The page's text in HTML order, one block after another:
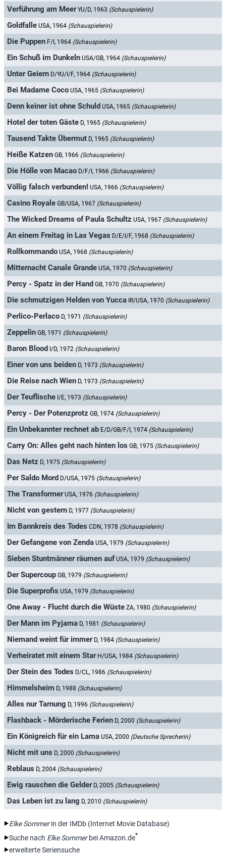
Verführung am Meer YU/D, 1963 (Schauspielerin)
Goldfalle USA, 1964 (Schauspielerin)
Die Puppen F/I, 1964 (Schauspielerin)
Ein Schuß im Dunkeln USA/GB, 1964 (Schauspielerin)
Unter Geiern D/YU/I/F, 1964 (Schauspielerin)
Bei Madame Coco USA, 1965 (Schauspielerin)
Denn keiner ist ohne Schuld USA, 1965 (Schauspielerin)
Hotel der toten Gäste D, 1965 (Schauspielerin)
Tausend Takte Übermut D, 1965 (Schauspielerin)
Heiße Katzen GB, 1966 (Schauspielerin)
Die Hölle von Macao D/F/I, 1966 (Schauspielerin)
Völlig falsch verbunden! USA, 1966 (Schauspielerin)
Casino Royale GB/USA, 1967 (Schauspielerin)
The Wicked Dreams of Paula Schultz USA, 1967 (Schauspielerin)
An einem Freitag in Las Vegas D/E/I/F, 1968 (Schauspielerin)
Rollkommando USA, 1968 (Schauspielerin)
Mitternacht Canale Grande USA, 1970 (Schauspielerin)
Percy - Spatz in der Hand GB, 1970 (Schauspielerin)
Die schmutzigen Helden von Yucca IR/USA, 1970 (Schauspielerin)
Perlico-Perlaco D, 1971 (Schauspielerin)
Zeppelin GB, 1971 (Schauspielerin)
Baron Blood I/D, 1972 (Schauspielerin)
Einer von uns beiden D, 1973 (Schauspielerin)
Die Reise nach Wien D, 1973 (Schauspielerin)
Der Teuflische I/E, 1973 (Schauspielerin)
Percy - Der Potenzprotz GB, 1974 (Schauspielerin)
Ein Unbekannter rechnet ab E/D/GB/F/I, 1974 (Schauspielerin)
Carry On: Alles geht nach hinten los GB, 1975 (Schauspielerin)
Das Netz D, 1975 (Schauspielerin)
Per Saldo Mord D/USA, 1975 (Schauspielerin)
The Transformer USA, 1976 (Schauspielerin)
Nicht von gestern D, 1977 (Schauspielerin)
Im Bannkreis des Todes CDN, 1978 (Schauspielerin)
Der Gefangene von Zenda USA, 1979 (Schauspielerin)
Sieben Stuntmänner räumen auf USA, 1979 (Schauspielerin)
Der Supercoup GB, 1979 (Schauspielerin)
Die Superprofis USA, 1979 (Schauspielerin)
One Away - Flucht durch die Wüste ZA, 1980 (Schauspielerin)
Der Mann im Pyjama D, 1981 (Schauspielerin)
Niemand weint für immer D, 1984 (Schauspielerin)
Verheiratet mit einem Star H/USA, 1984 (Schauspielerin)
Der Stein des Todes D/CL, 1986 (Schauspielerin)
Himmelsheim D, 1988 (Schauspielerin)
Alles nur Tarnung D, 1996 (Schauspielerin)
Flashback - Mörderische Ferien D, 2000 (Schauspielerin)
Ein Königreich für ein Lama USA, 2000 (Deutsche Sprecherin)
Nicht mit uns D, 2000 (Schauspielerin)
Reblaus D, 2004 (Schauspielerin)
Ewig rauschen die Gelder D, 2005 (Schauspielerin)
Das Leben ist zu lang D, 2010 (Schauspielerin)
Elke Sommerin der IMDb (Internet Movie Database)
Suche nach Elke Sommerbei Amazon.de*
erweiterte Seriensuche